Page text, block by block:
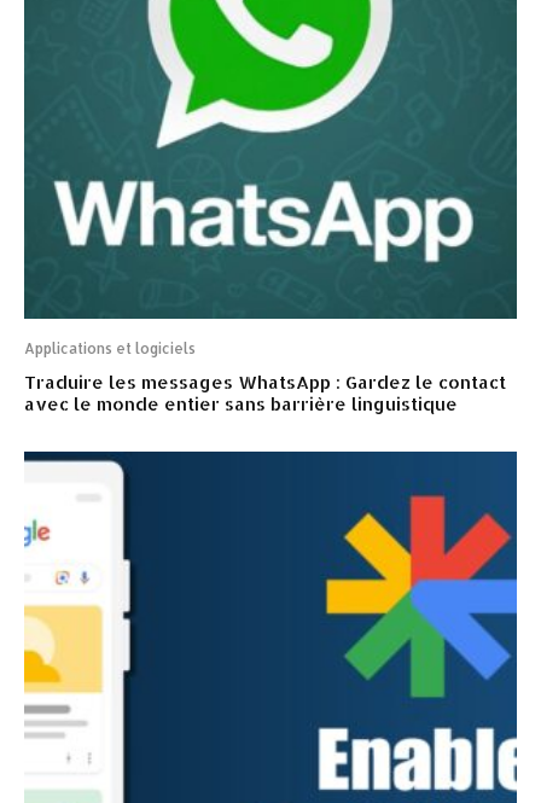
Applications et logiciels
Traduire les messages WhatsApp : Gardez le contact
avec le monde entier sans barrière linguistique